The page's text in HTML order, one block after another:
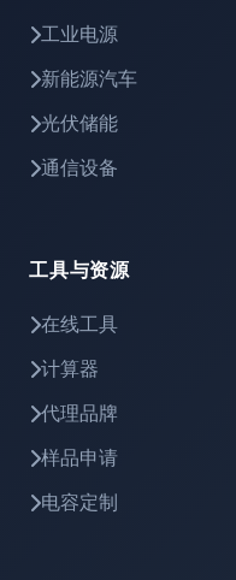
工业电源
新能源汽车
光伏储能
通信设备
工具与资源
在线工具
计算器
代理品牌
样品申请
电容定制